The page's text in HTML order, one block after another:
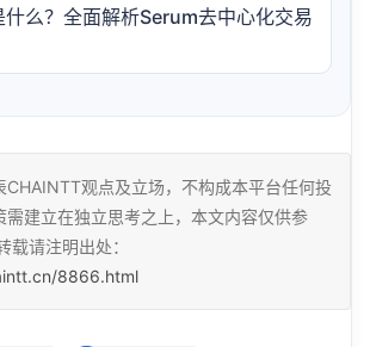
么？全面解析Serum去中心化交易
CHAINTT观点及立场，不构成本平台任何投
需建立在独立思考之上，本文内容仅供参
载请注明出处：
8866.html